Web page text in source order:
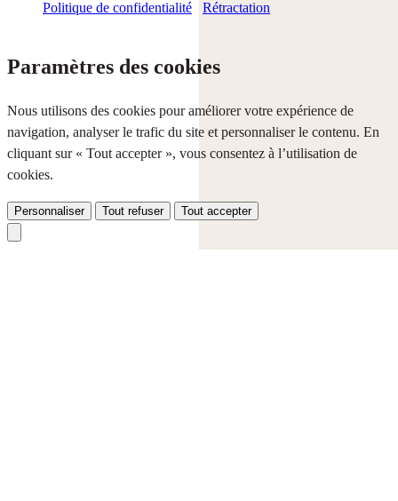
Politique de confidentialité
Rétractation
Paramètres des cookies
Nous utilisons des cookies pour améliorer votre expérience de
navigation, analyser le trafic du site et personnaliser le contenu. En
cliquant sur « Tout accepter », vous consentez à l’utilisation de
cookies.
Personnaliser Tout refuser Tout accepter